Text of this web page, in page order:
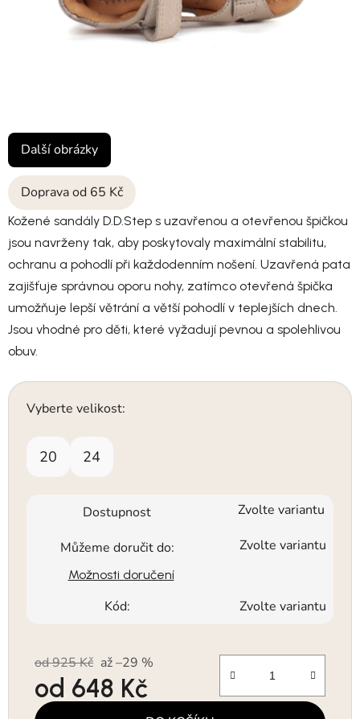
Doprava od 65 Kč
Kožené sandály D.D.Step s uzavřenou a otevřenou špičkou
jsou navrženy tak, aby poskytovaly maximální stabilitu,
ochranu a pohodlí při každodenním nošení. Uzavřená pata
zajišťuje správnou oporu nohy, zatímco otevřená špička
umožňuje lepší větrání a větší pohodlí v teplejších dnech.
Jsou vhodné pro děti, které vyžadují pevnou a spolehlivou
obuv.
Vyberte velikost:
20 24
Dostupnost Zvolte variantu
Můžeme doručit do: Zvolte variantu
Možnosti doručení
Kód: Zvolte variantu
od 925 Kč až –29 %
od 648 Kč
Měrná cena:
Další obrázky